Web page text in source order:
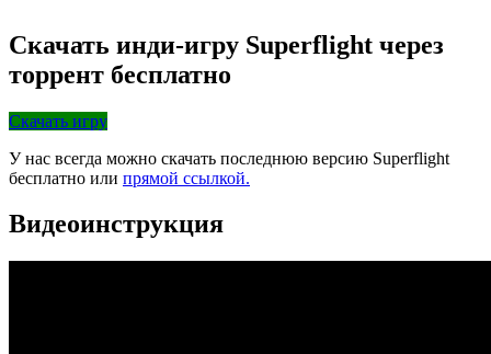
Скачать инди-игру Superflight через
торрент бесплатно
Скачать игру
У нас всегда можно скачать последнюю версию Superflight
бесплатно или прямой ссылкой.
Видеоинструкция